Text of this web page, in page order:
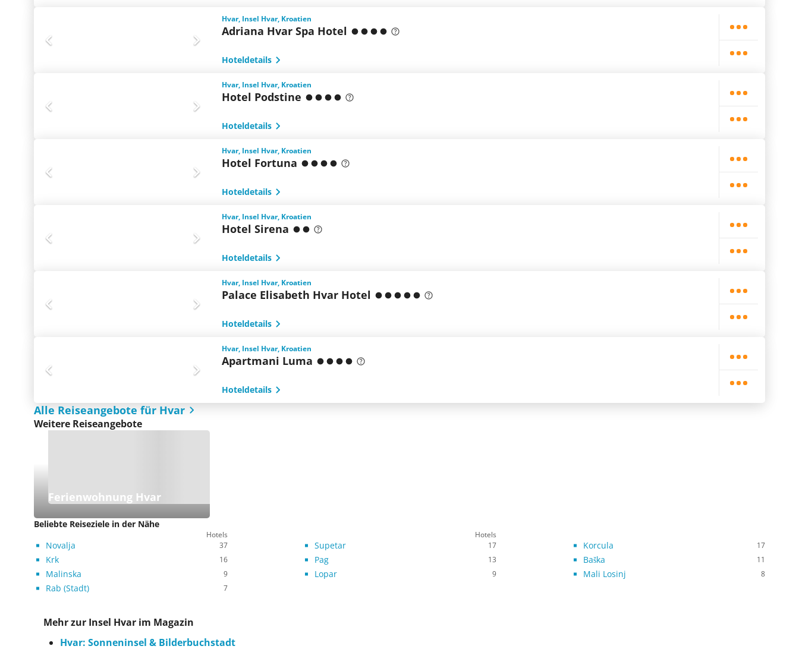
Hvar, Insel Hvar, Kroatien
Adriana Hvar Spa Hotel
Hoteldetails
Hvar, Insel Hvar, Kroatien
Hotel Podstine
Hoteldetails
Hvar, Insel Hvar, Kroatien
Hotel Fortuna
Hoteldetails
Hvar, Insel Hvar, Kroatien
Hotel Sirena
Hoteldetails
Hvar, Insel Hvar, Kroatien
Palace Elisabeth Hvar Hotel
Hoteldetails
Hvar, Insel Hvar, Kroatien
Apartmani Luma
Hoteldetails
Alle Reiseangebote für Hvar
Weitere Reiseangebote
Ferienwohnung Hvar
Beliebte Reiseziele in der Nähe
Hotels Hotels
Novalja 37 Supetar 17 Korcula 17
Krk 16 Pag 13 Baška 11
Malinska 9 Lopar 9 Mali Losinj 8
Rab (Stadt) 7
Mehr zur Insel Hvar im Magazin
Hvar: Sonneninsel & Bilderbuchstadt